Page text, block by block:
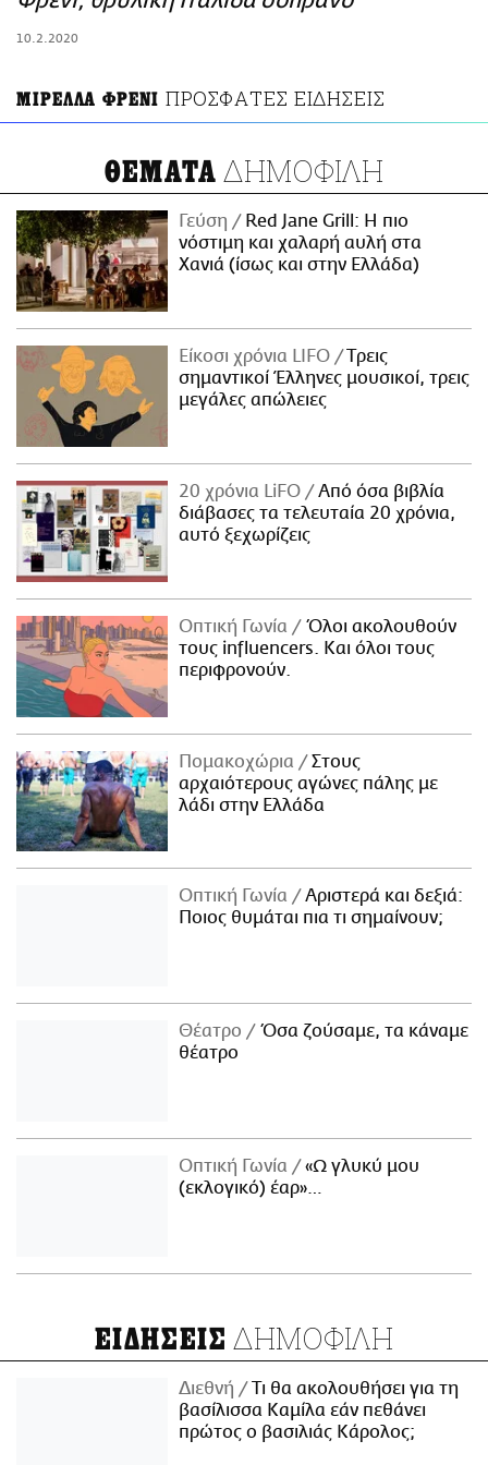
10.2.2020
ΜΙΡΕΛΛΑ ΦΡΕΝΙ ΠΡΟΣΦΑΤΕΣ ΕΙΔΗΣΕΙΣ
ΘΕΜΑΤΑ ΔΗΜΟΦΙΛΗ
Γεύση
Red Jane Grill: Η πιο
νόστιμη και χαλαρή αυλή στα
Χανιά (ίσως και στην Ελλάδα)
Είκοσι χρόνια LIFO
Tρεις
σημαντικοί Έλληνες μουσικοί, τρεις
μεγάλες απώλειες
20 χρόνια LiFO
Από όσα βιβλία
διάβασες τα τελευταία 20 χρόνια,
αυτό ξεχωρίζεις
Οπτική Γωνία
Όλοι ακολουθούν
τους influencers. Και όλοι τους
περιφρονούν.
Πομακοχώρια
Στους
αρχαιότερους αγώνες πάλης με
λάδι στην Ελλάδα
Οπτική Γωνία
Αριστερά και δεξιά:
Ποιος θυμάται πια τι σημαίνουν;
Θέατρο
Όσα ζούσαμε, τα κάναμε
θέατρο
Οπτική Γωνία
«Ω γλυκύ μου
(εκλογικό) έαρ»…
ΕΙΔΗΣΕΙΣ ΔΗΜΟΦΙΛΗ
Διεθνή
Τι θα ακολουθήσει για τη
βασίλισσα Καμίλα εάν πεθάνει
πρώτος ο βασιλιάς Κάρολος;